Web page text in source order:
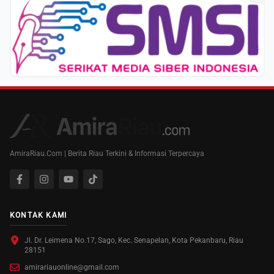
AmiraRiau.Com | Berita Riau Terkini & Informasi Terpercaya
KONTAK KAMI
Jl. Dr. Leimena No.17, Sago, Kec. Senapelan, Kota Pekanbaru, Riau
28151
amirariauonline@gmail.com